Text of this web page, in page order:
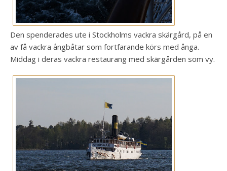
Den spenderades ute i Stockholms vackra skärgård, på en
av få vackra ångbåtar som fortfarande körs med ånga.
Middag i deras vackra restaurang med skärgården som vy.